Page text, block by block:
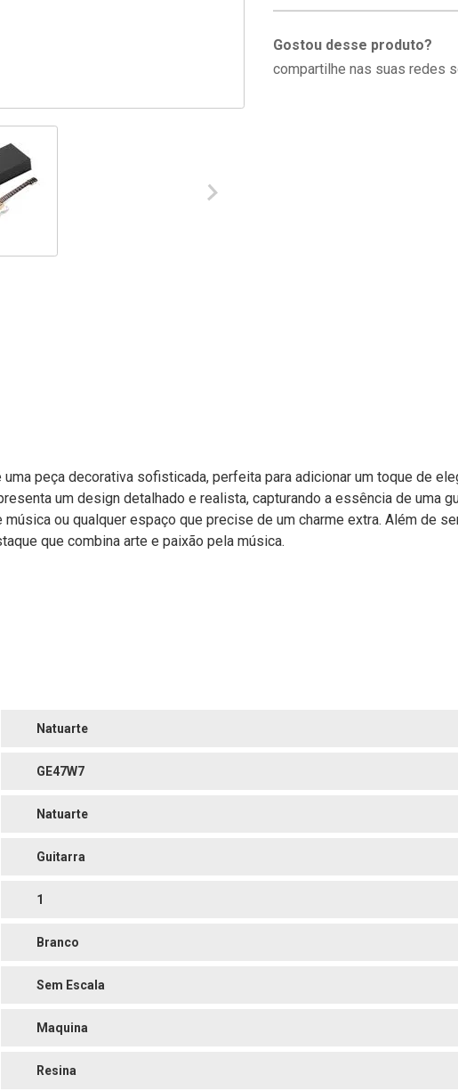
Gostou desse produto?
compartilhe nas suas redes
uma peça decorativa sofisticada, perfeita para adicionar um toque de
um design detalhado e realista, capturando a essência de uma
ou qualquer espaço que precise de um charme extra. Além de
que combina arte e paixão pela música.
Natuarte
GE47W7
Natuarte
Guitarra
1
Branco
Sem Escala
Maquina
Resina